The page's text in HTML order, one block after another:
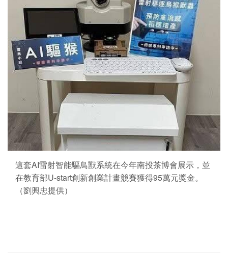
這套AI雷射智能驅鳥獸系統在今年南投茶博會展示，並
在教育部U-start創新創業計畫競賽獲得95萬元獎金。
（劉興忠提供）